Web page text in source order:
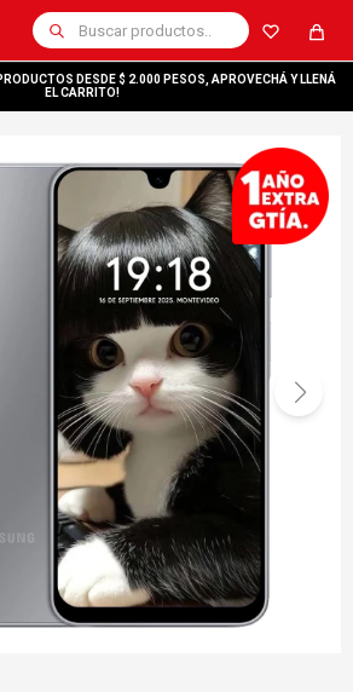
DESDE $ 2.000 PESOS, APROVECHÁ Y LLENÁ
EL CARRITO!